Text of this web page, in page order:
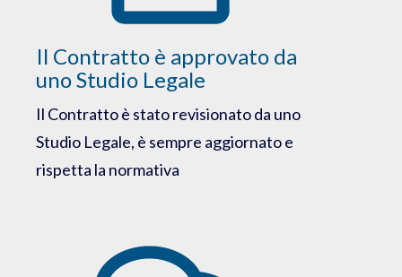
Il Contratto è approvato da
uno Studio Legale
Il Contratto è stato revisionato da uno
Studio Legale, è sempre aggiornato e
rispetta la normativa